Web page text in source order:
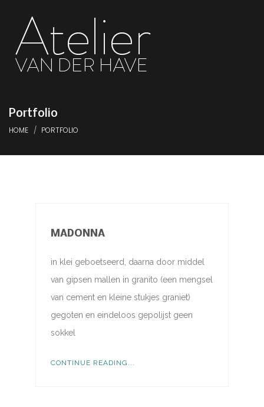
Portfolio
HOME PORTFOLIO
MADONNA
in klei geboetseerd, daarna door middel
van gipsen mallen in granito (een mengsel
van cement en kleine stukjes graniet)
gegoten en eindeloos gepolijst geen
sokkel
CONTINUE READING...